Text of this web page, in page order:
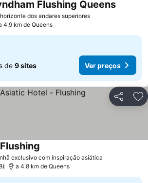
dos andares superioresVer preços
Flushing QueensVer
4.9 km de Queens
de 9 sites Ver preços
Partilhar
exclusivo com inspiração asiática
a 4.8 km de Queens